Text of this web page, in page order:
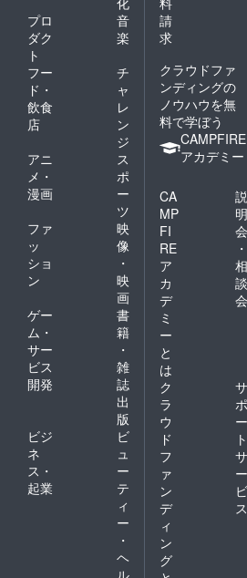
プロ
ダク
ト
音
楽
フー
ド・
飲食
店
チ
ャ
レ
ン
ジ
アニ
メ・
漫画
ス
ポ
ー
ツ
ファ
ッ
ショ
ン
映
像
・
映
画
ゲー
ム・
サー
ビス
開発
書
籍
・
雑
誌
出
版
ビジ
ネ
ス・
起業
ビ
ュ
ー
テ
ィ
ー
・
ヘ
ル
請
求
クラウドファ
ンディングの
ノウハウを無
料で学ぼう
CAMPFIRE
アカデミー
CA
MP
FI
RE
ア
カ
デ
ミ
ー
と
は
説
明
会
・
相
談
会
ク
ラ
ウ
ド
フ
ァ
ン
デ
ィ
ン
グ
サ
ポ
ー
ト
サ
ー
ビ
ス